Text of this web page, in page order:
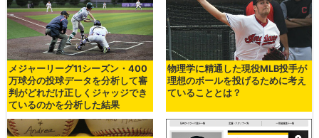
メジャーリーグ11シーズン・400
万球分の投球データを分析して審
判がどれだけ正しくジャッジでき
ているのかを分析した結果
物理学に精通した現役MLB投手が
理想のボールを投げるために考え
ていることとは？